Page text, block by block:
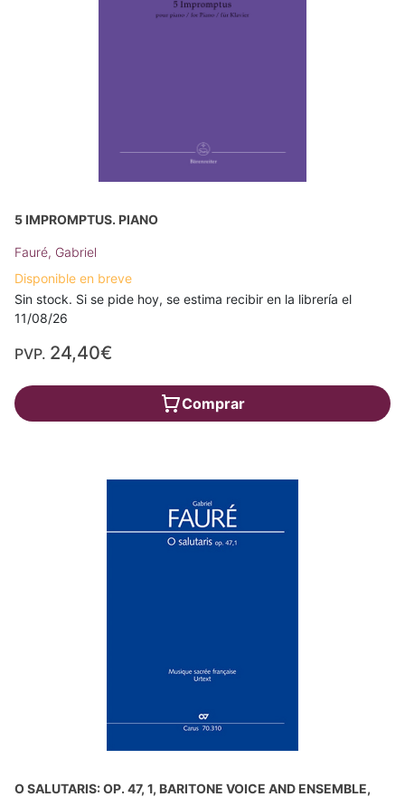
5 IMPROMPTUS. PIANO
Fauré, Gabriel
Disponible en breve
Sin stock. Si se pide hoy, se estima recibir en la librería el
11/08/26
PVP. 24,40€
Comprar
O SALUTARIS: OP. 47, 1, BARITONE VOICE AND ENSEMBLE,